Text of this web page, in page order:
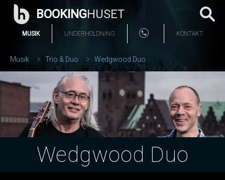
BOOKINGHUSET
MUSIK UNDERHOLDNING KONTAKT
Musik Trio & Duo Wedgwood Duo
Wedgwood Duo